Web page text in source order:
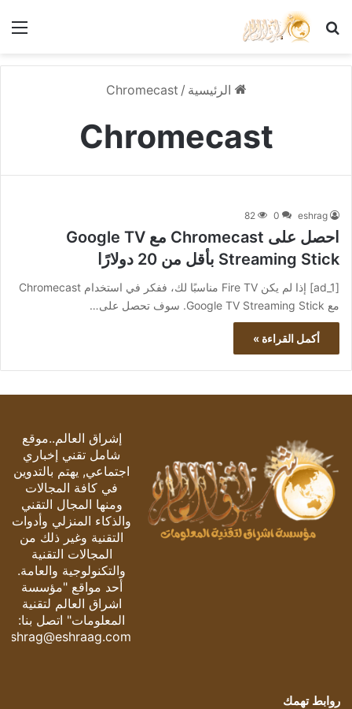
بحث عن
الرئيسية /
Chromecast
Chromecast
eshrag
0
82
احصل على Chromecast مع Google TV
Streaming Stick بأقل من 20 دولارًا
[ad_1] إذا لم يكن Fire TV مناسبًا لك، ففكر في استخدام Chromecast
مع Google TV Streaming Stick. سوف تحصل على…
أكمل القراءة »
إشراق العالم..موقع
شامل تقني إخباري
اجتماعي, يهتم بالتدوين
في كافة المجالات
ومنها المجال التقني
والذكاء المنزلي وأدوات
التقنية وغير ذلك من
المجالات التقنية
والتكنولوجية والعامة.
أحد مواقع "مؤسسة
اشراق العالم لتقنية
المعلومات" اتصل بنا:
eshrag@eshraag.com
روابط تهمك